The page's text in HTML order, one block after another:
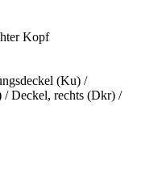
Kopf
(Ku) /
Deckel, rechts (Dkr) /